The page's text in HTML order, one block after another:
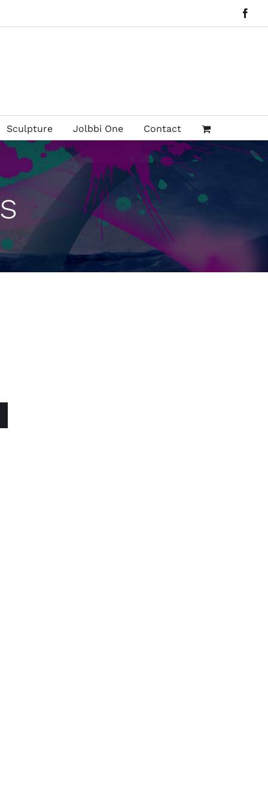
Sculpture Jolbbi One Contact